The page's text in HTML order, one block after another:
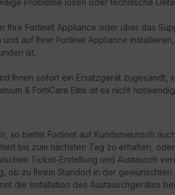
Probleme lösen oder technische
Ihre Fortinet Appliance oder über das
auf Ihrer Fortinet Appliance
ist.
Ihnen sofort ein Ersatzgerät zugesandt,
& FortiCare Elite ist es nicht
so bietet Fortinet auf Kundenwunsch
bis zum nächsten Tag zu erhalten,
Ticket-Erstellung und Austausch
ob zu Ihrem Standort in der
die Installation des Austauschgerätes